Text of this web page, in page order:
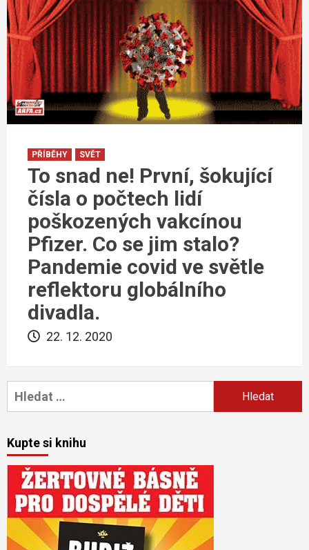
PŘÍBĚHY SVĚT
To snad ne! První, šokující
čísla o počtech lidí
poškozených vakcínou
Pfizer. Co se jim stalo?
Pandemie covid ve světle
reflektoru globálního
divadla.
22. 12. 2020
Vyhledávání
Kupte si knihu